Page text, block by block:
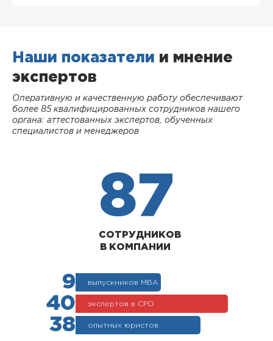
Наши показатели и мнение
экспертов
Оперативную и качественную работу обеспечивают
более 85 квалифицированных сотрудников нашего
органа: аттестованных экспертов, обученных
специалистов и менеджеров
87
СОТРУДНИКОВ
В КОМПАНИИ
9 выпускников МВА
40 экспертов в СРО
38 опытных юристов